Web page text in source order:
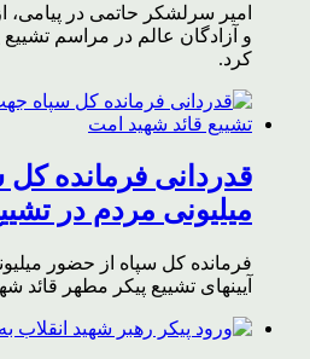
امیر سرلشکر حاتمی در
و آزادگان عالم در مراسم تشییع
کرد.
قدردانی فرمانده
میلیونی مردم در
فرمانده کل سپاه از حضور
آیینهای تشییع پیکر مطهر قائد